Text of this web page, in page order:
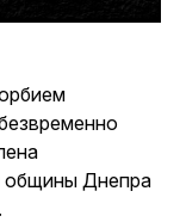
общины Днепра